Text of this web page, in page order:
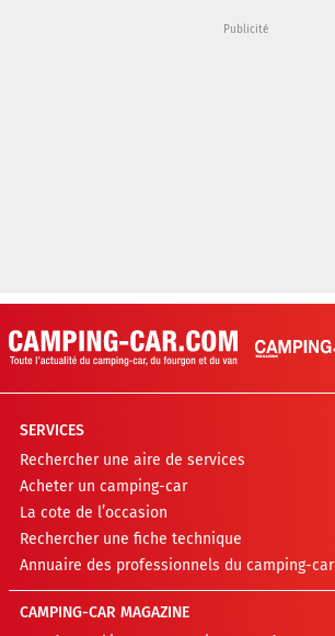
SERVICES
Rechercher une aire de services
Acheter un camping-car
La cote de l’occasion
Rechercher une fiche technique
Annuaire des professionnels du camping-car
CAMPING-CAR MAGAZINE